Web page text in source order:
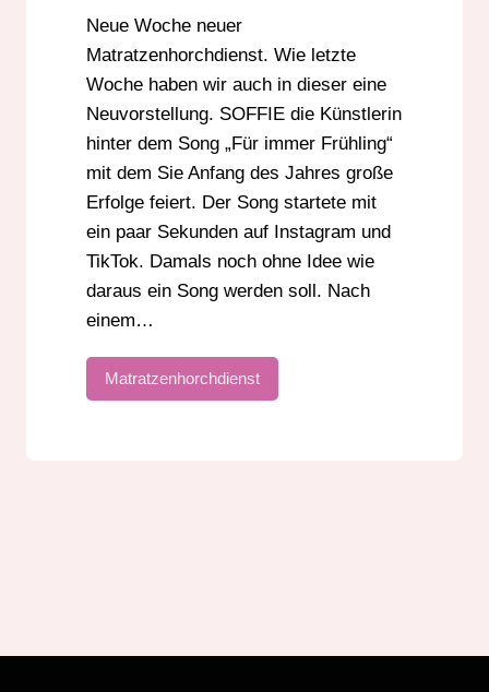
Neue Woche neuer
Matratzenhorchdienst. Wie letzte
Woche haben wir auch in dieser eine
Neuvorstellung. SOFFIE die Künstlerin
hinter dem Song „Für immer Frühling“
mit dem Sie Anfang des Jahres große
Erfolge feiert. Der Song startete mit
ein paar Sekunden auf Instagram und
TikTok. Damals noch ohne Idee wie
daraus ein Song werden soll. Nach
einem…
Matratzenhorchdienst